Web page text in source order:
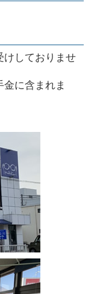
しておりませ
に含まれま